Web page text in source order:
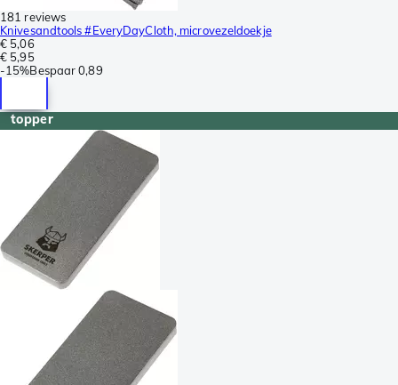
181 reviews
Knivesandtools #EveryDayCloth, microvezeldoekje
€ 5,06
€ 5,95
-15%Bespaar 0,89
topper